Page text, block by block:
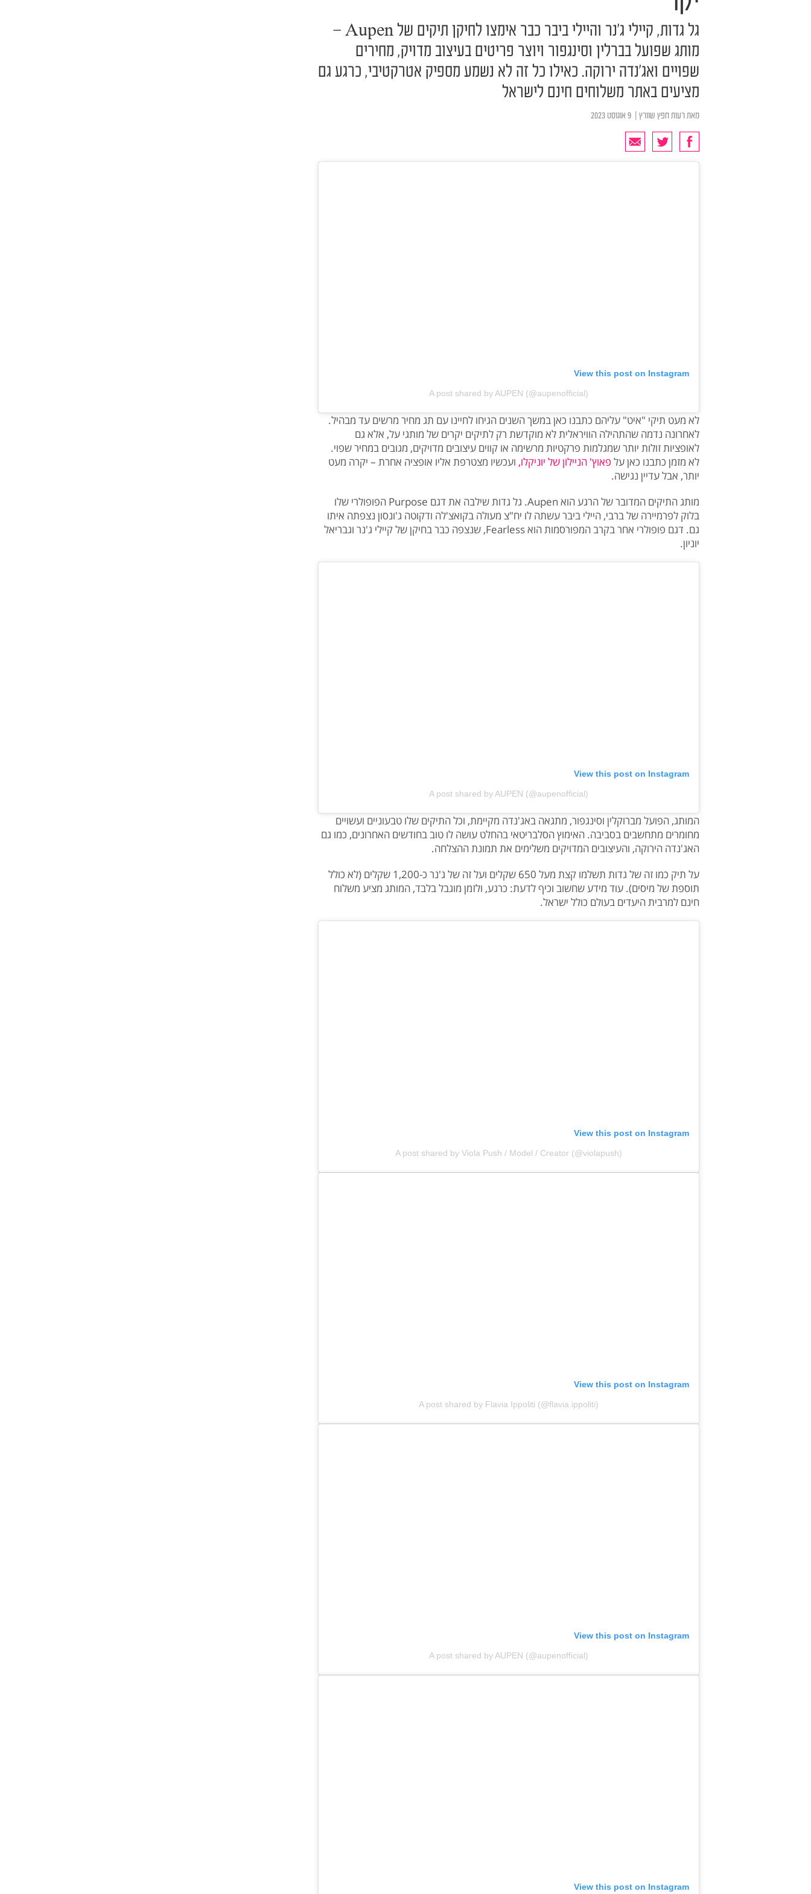
גל גדות, קיילי ג'נר והיילי ביבר כבר אימצו לחיקן תיקים של Aupen –
מותג שפועל בברלין וסינגפור ויוצר פריטים בעיצוב מדויק, מחירים
שפויים ואג'נדה ירוקה. כאילו כל זה לא נשמע מספיק אטרקטיבי, כרגע גם
מציעים באתר משלוחים חינם לישראל
מאתרעות חפץ שוורץ
View this post on Instagram
A post shared by AUPEN (@aupenofficial)
לא מעט תיקי "איט" עליהם כתבנו כאן במשך השנים הגיחו לחיינו עם תג מחיר מרשים עד מבהיל.
לאחרונה נדמה שהתהילה הוויראלית לא מוקדשת רק לתיקים יקרים של מותגי על, אלא גם
לאופציות זולות יותר שמגלמות פרקטיות מרשימה או קווים עיצובים מדויקים, מגובים במחיר שפוי.
לא מזמן כתבנו כאן על פאוץ' הניילון של יוניקלו, ועכשיו מצטרפת אליו אופציה אחרת – יקרה מעט
יותר, אבל עדיין נגישה.
מותג התיקים המדובר של הרגע הוא Aupen. גל גדות שילבה את דגם Purpose הפופולרי שלו
בלוק לפרמיירה של ברבי, היילי ביבר עשתה לו יח"צ מעולה בקואצ'לה ודקוטה ג'ונסון נצפתה איתו
גם. דגם פופולרי אחר בקרב המפורסמות הוא Fearless, שנצפה כבר בחיקן של קיילי ג'נר וגבריאל
יוניון.
View this post on Instagram
A post shared by AUPEN (@aupenofficial)
המותג, הפועל מברוקלין וסינגפור, מתגאה באג'נדה מקיימת, וכל התיקים שלו טבעוניים ועשויים
מחומרים מתחשבים בסביבה. האימוץ הסלבריטאי בהחלט עושה לו טוב בחודשים האחרונים, כמו גם
האג'נדה הירוקה, והעיצובים המדויקים משלימים את תמונת ההצלחה.
על תיק כמו זה של גדות תשלמו קצת מעל 650 שקלים ועל זה של ג'נר כ-1,200 שקלים (לא כולל
תוספת של מיסים). עוד מידע שחשוב וכיף לדעת: כרגע, ולזמן מוגבל בלבד, המותג מציע משלוח
חינם למרבית היעדים בעולם כולל ישראל.
View this post on Instagram
A post shared by Viola Push / Model / Creator (@violapush)
View this post on Instagram
A post shared by Flavia Ippoliti (@flavia.ippoliti)
View this post on Instagram
A post shared by AUPEN (@aupenofficial)
View this post on Instagram